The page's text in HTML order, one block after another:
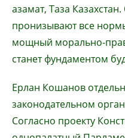
азамат, Таза
пронизывают все
мощный морально-
станет фундаментом
Ерлан Кошанов
законодательном
Согласно проекту